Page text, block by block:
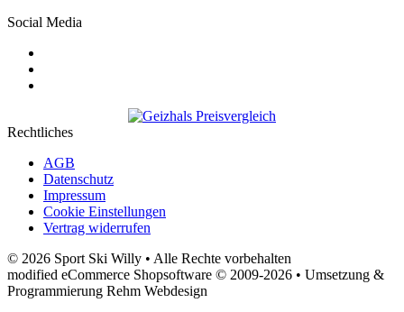
Social Media
Rechtliches
AGB
Datenschutz
Impressum
Cookie Einstellungen
Vertrag widerrufen
© 2026 Sport Ski Willy • Alle Rechte vorbehalten
modified eCommerce Shopsoftware © 2009-2026 • Umsetzung &
Programmierung Rehm Webdesign